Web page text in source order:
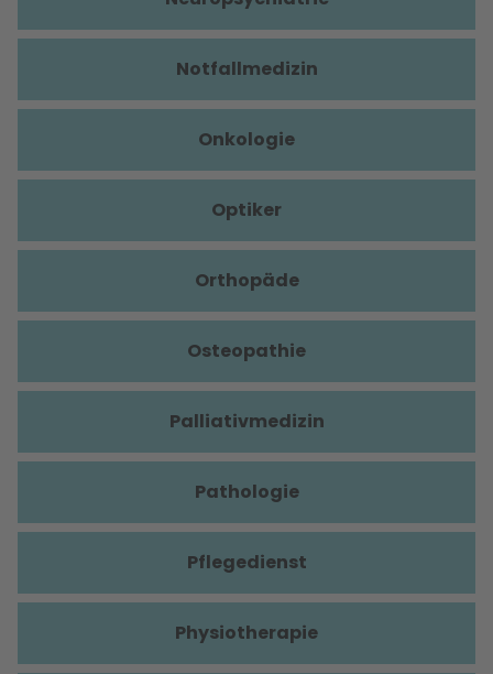
Notfallmedizin
Onkologie
Optiker
Orthopäde
Osteopathie
Palliativmedizin
Pathologie
Pflegedienst
Physiotherapie